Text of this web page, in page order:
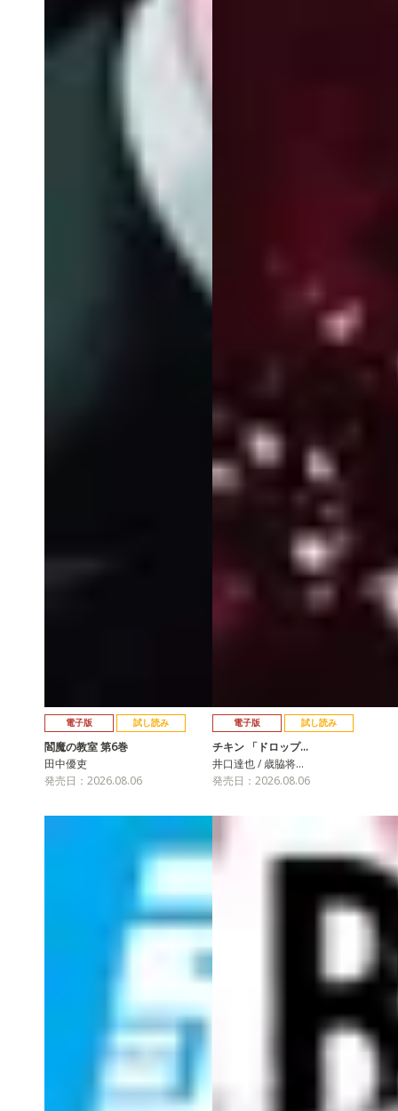
電子版 試し読み
閻魔の教室 第6巻
田中優吏
発売日：2026.08.06
電子版 試し読み
チキン 「ドロップ…
井口達也 / 歳脇将…
発売日：2026.08.06